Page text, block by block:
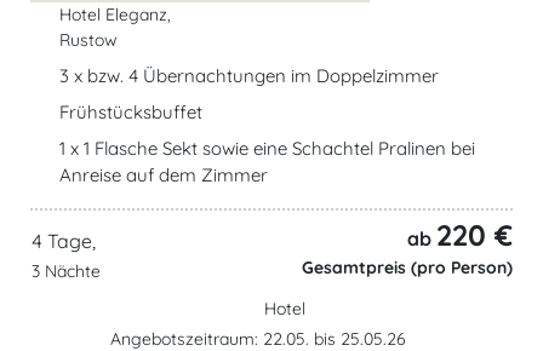
Hotel Eleganz,
Rustow
3 x bzw. 4 Übernachtungen im Doppelzimmer
Frühstücksbuffet
1 x 1 Flasche Sekt sowie eine Schachtel Pralinen bei
Anreise auf dem Zimmer
4 Tage,
3 Nächte
ab 220 €
Gesamtpreis (pro Person)
Hotel
Angebotszeitraum: 22.05. bis 25.05.26